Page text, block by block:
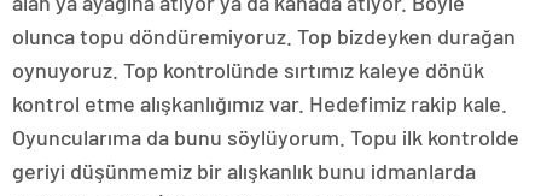
olunca topu döndüremiyoruz. Top bizdeyken durağan
oynuyoruz. Top kontrolünde sırtımız kaleye dönük
kontrol etme alışkanlığımız var. Hedefimiz rakip kale.
Oyuncularıma da bunu söylüyorum. Topu ilk kontrolde
geriyi düşünmemiz bir alışkanlık bunu idmanlarda